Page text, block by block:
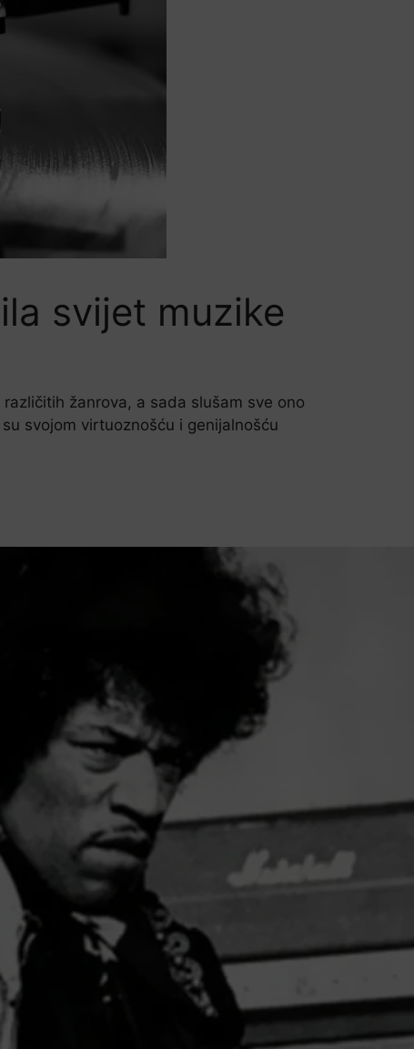
svijet muzike
žanrova, a sada slušam sve ono
svojom virtuoznošću i genijalnošću